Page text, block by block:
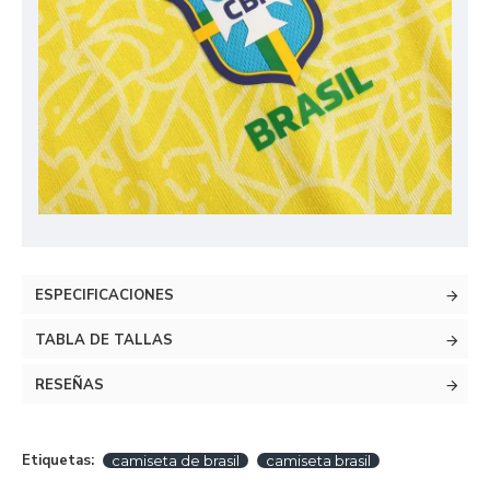
ESPECIFICACIONES
TABLA DE TALLAS
RESEÑAS
Etiquetas: camiseta de brasil camiseta brasil